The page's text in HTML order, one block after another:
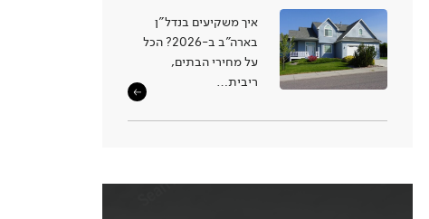
איך משקיעים בנדל"ן
בארה"ב ב-2026? הכל
על מחירי הבתים,
ריבית…